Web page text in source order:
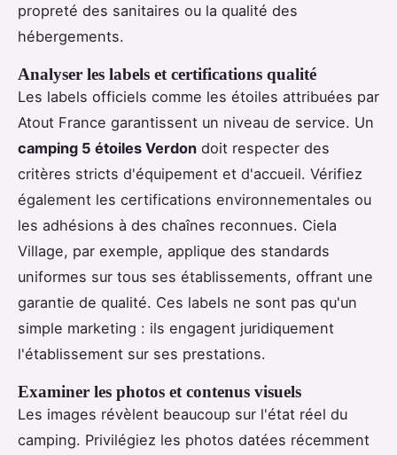
propreté des sanitaires ou la qualité des
hébergements.
Analyser les labels et certifications qualité
Les labels officiels comme les étoiles attribuées par
Atout France garantissent un niveau de service. Un
camping 5 étoiles Verdon doit respecter des
critères stricts d'équipement et d'accueil. Vérifiez
également les certifications environnementales ou
les adhésions à des chaînes reconnues. Ciela
Village, par exemple, applique des standards
uniformes sur tous ses établissements, offrant une
garantie de qualité. Ces labels ne sont pas qu'un
simple marketing : ils engagent juridiquement
l'établissement sur ses prestations.
Examiner les photos et contenus visuels
Les images révèlent beaucoup sur l'état réel du
camping. Privilégiez les photos datées récemment